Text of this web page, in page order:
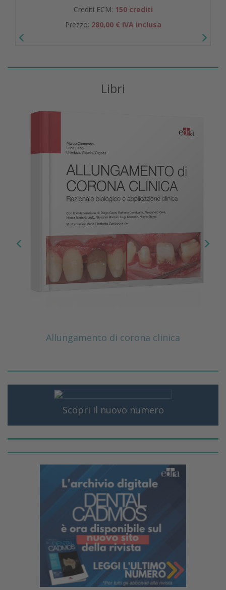
Crediti ECM: 150 crediti
Prezzo: 280,00 € IVA inclusa
Libri
Allungamento di corona clinica
Scopri il nuovo numero